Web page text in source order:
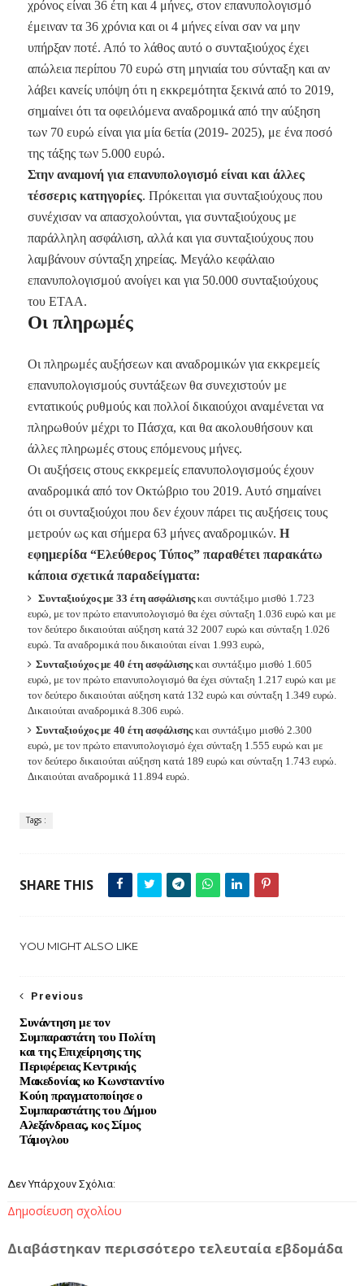
χρόνος είναι 36 έτη και 4 μήνες, στον επανυπολογισμό
έμειναν τα 36 χρόνια και οι 4 μήνες είναι σαν να μην
υπήρξαν ποτέ. Από το λάθος αυτό ο συνταξιούχος έχει
απώλεια περίπου 70 ευρώ στη μηνιαία του σύνταξη και αν
λάβει κανείς υπόψη ότι η εκκρεμότητα ξεκινά από το 2019,
σημαίνει ότι τα οφειλόμενα αναδρομικά από την αύξηση
των 70 ευρώ είναι για μία 6ετία (2019- 2025), με ένα ποσό
της τάξης των 5.000 ευρώ.
Στην αναμονή για επανυπολογισμό είναι και άλλες
τέσσερις κατηγορίες. Πρόκειται για συνταξιούχους που
συνέχισαν να απασχολούνται, για συνταξιούχους με
παράλληλη ασφάλιση, αλλά και για συνταξιούχους που
λαμβάνουν σύνταξη χηρείας. Μεγάλο κεφάλαιο
επανυπολογισμού ανοίγει και για 50.000 συνταξιούχους
του ΕΤΑΑ.
Οι πληρωμές
Οι πληρωμές αυξήσεων και αναδρομικών για εκκρεμείς
επανυπολογισμούς συντάξεων θα συνεχιστούν με
εντατικούς ρυθμούς και πολλοί δικαιούχοι αναμένεται να
πληρωθούν μέχρι το Πάσχα, και θα ακολουθήσουν και
άλλες πληρωμές στους επόμενους μήνες.
Οι αυξήσεις στους εκκρεμείς επανυπολογισμούς έχουν
αναδρομικά από τον Οκτώβριο του 2019. Αυτό σημαίνει
ότι οι συνταξιούχοι που δεν έχουν πάρει τις αυξήσεις τους
μετρούν ως και σήμερα 63 μήνες αναδρομικών. Η
εφημερίδα “Ελεύθερος Τύπος” παραθέτει παρακάτω
κάποια σχετικά παραδείγματα:
Συνταξιούχος με 33 έτη ασφάλισηςκαι συντάξιμο μισθό 1.723
ευρώ, με τον πρώτο επανυπολογισμό θα έχει σύνταξη 1.036 ευρώ και με
τον δεύτερο δικαιούται αύξηση κατά 32 2007 ευρώ και σύνταξη 1.026
ευρώ. Τα αναδρομικά που δικαιούται είναι 1.993 ευρώ,
Συνταξιούχος με 40 έτη ασφάλισηςκαι συντάξιμο μισθό 1.605
ευρώ, με τον πρώτο επανυπολογισμό θα έχει σύνταξη 1.217 ευρώ και με
τον δεύτερο δικαιούται αύξηση κατά 132 ευρώ και σύνταξη 1.349 ευρώ.
Δικαιούται αναδρομικά 8.306 ευρώ.
Συνταξιούχος με 40 έτη ασφάλισηςκαι συντάξιμο μισθό 2.300
ευρώ, με τον πρώτο επανυπολογισμό έχει σύνταξη 1.555 ευρώ και με
τον δεύτερο δικαιούται αύξηση κατά 189 ευρώ και σύνταξη 1.743 ευρώ.
Δικαιούται αναδρομικά 11.894 ευρώ.
Tags :
SHARE THIS
YOU MIGHT ALSO LIKE
Previous
Συνάντηση με τον
Συμπαραστάτη του Πολίτη
και της Επιχείρησης της
Περιφέρειας Κεντρικής
Μακεδονίας κο Κωνσταντίνο
Κούη πραγματοποίησε ο
Συμπαραστάτης του Δήμου
Αλεξάνδρειας, κος Σίμος
Τάμογλου
Δεν Υπάρχουν Σχόλια:
Δημοσίευση σχολίου
Διαβάστηκαν περισσότερο τελευταία εβδομάδα